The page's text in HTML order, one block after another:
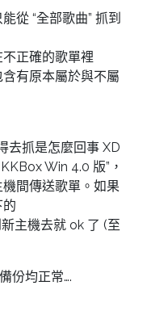
從 “全部歌曲” 抓到
正確的歌單裡
有原本屬於與不屬
去抓是怎麼回事 XD
Win 4.0 版”，
間傳送歌單。如果
主機去就 ok 了 (至
份均正常….